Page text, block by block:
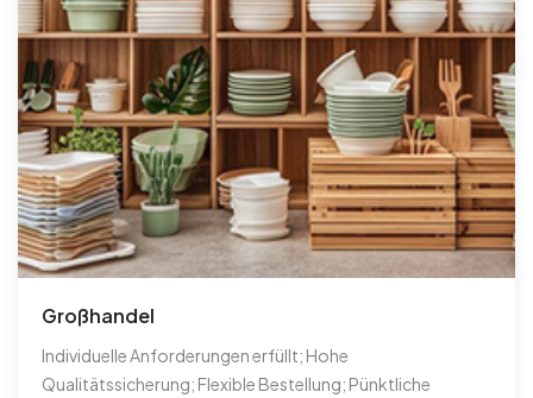
Großhandel
Individuelle Anforderungen erfüllt; Hohe
Qualitätssicherung; Flexible Bestellung; Pünktliche